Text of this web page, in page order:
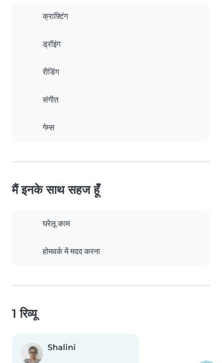
क्राफ़्टिंग
ड्रॉइंग
रीडिंग
संगीत
गेम्स
मैं इनके साथ सहज हूँ
घरेलू काम
होमवर्क में मदद करना
1 रिव्यू
Shalini